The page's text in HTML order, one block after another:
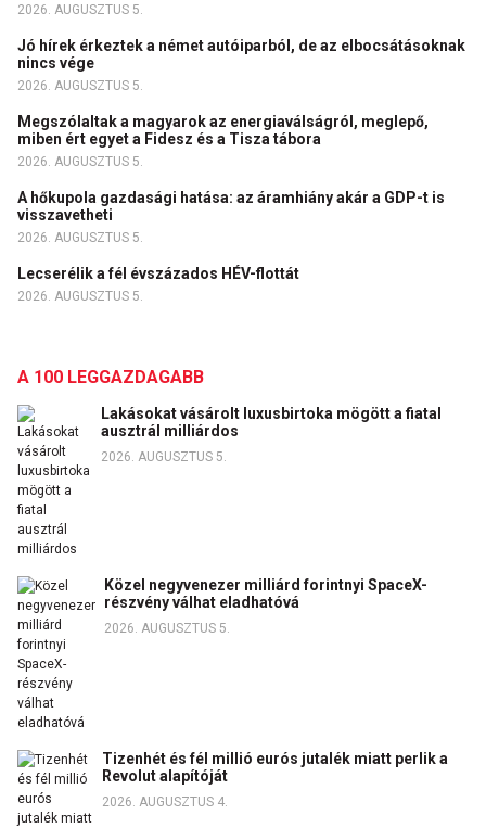
2026. AUGUSZTUS 5.
Jó hírek érkeztek a német autóiparból, de az elbocsátásoknak
nincs vége
2026. AUGUSZTUS 5.
Megszólaltak a magyarok az energiaválságról, meglepő,
miben ért egyet a Fidesz és a Tisza tábora
2026. AUGUSZTUS 5.
A hőkupola gazdasági hatása: az áramhiány akár a GDP-t is
visszavetheti
2026. AUGUSZTUS 5.
Lecserélik a fél évszázados HÉV-flottát
2026. AUGUSZTUS 5.
A 100 LEGGAZDAGABB
Lakásokat vásárolt luxusbirtoka mögött a fiatal
ausztrál milliárdos
2026. AUGUSZTUS 5.
Közel negyvenezer milliárd forintnyi SpaceX-
részvény válhat eladhatóvá
2026. AUGUSZTUS 5.
Tizenhét és fél millió eurós jutalék miatt perlik a
Revolut alapítóját
2026. AUGUSZTUS 4.